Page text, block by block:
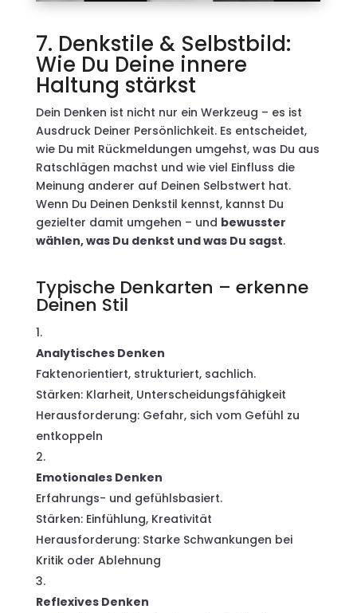
7. Denkstile & Selbstbild:
Wie Du Deine innere
Haltung stärkst
Dein Denken ist nicht nur ein Werkzeug – es ist
Ausdruck Deiner Persönlichkeit. Es entscheidet,
wie Du mit Rückmeldungen umgehst, was Du aus
Ratschlägen machst und wie viel Einfluss die
Meinung anderer auf Deinen Selbstwert hat.
Wenn Du Deinen Denkstil kennst, kannst Du
gezielter damit umgehen – und bewusster
wählen, was Du denkst und was Du sagst.
Typische Denkarten – erkenne
Deinen Stil
Analytisches Denken
Faktenorientiert, strukturiert, sachlich.
Stärken: Klarheit, Unterscheidungsfähigkeit
Herausforderung: Gefahr, sich vom Gefühl zu
entkoppeln
Emotionales Denken
Erfahrungs- und gefühlsbasiert.
Stärken: Einfühlung, Kreativität
Herausforderung: Starke Schwankungen bei
Kritik oder Ablehnung
Reflexives Denken